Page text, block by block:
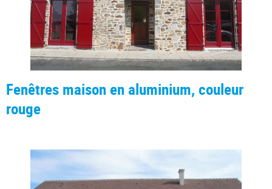
Fenêtres maison en aluminium, couleur
rouge